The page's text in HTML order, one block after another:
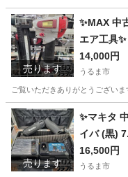
沖縄 うるま市 季節、空
売ります
✨MAX 中
エア工具
14,000円
うるま市
ご覧いただきありがとうござい
沖縄 うるま市 その他
売ります
✨マキタ
イバ (黒)
場✨
16,500円
うるま市